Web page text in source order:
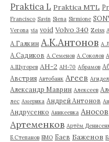
Praktica L Praktica MTL
Francisco Savin Siena Sirmione
Verona via void Volvo 340 Zeiss
А.Галкин А.К.Антонов
А.Садиков А.Семенов А.Соколов
А.Щугорев АН-2 АН-70 Абрамов
Австрия Автобанк Агеев
Александр Маврин Алексеев
лес Америка Андрей Антонов
Андрусенко Аникеевка Аносов
Артеменков Артём
Б.Степанов БМО Баев Баженов